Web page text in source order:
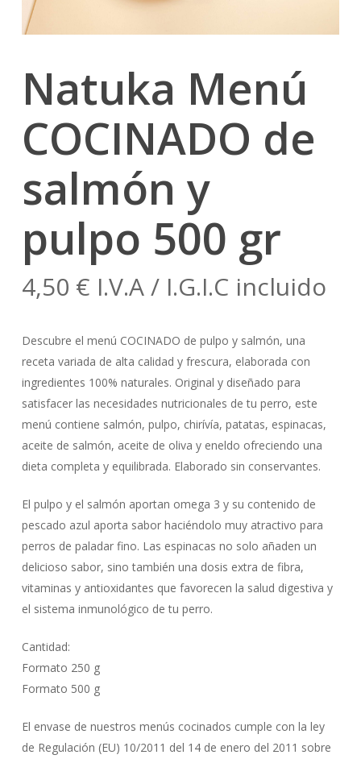
Natuka Menú
COCINADO de
salmón y
pulpo 500 gr
4,50 € I.V.A / I.G.I.C incluido
Descubre el menú COCINADO de pulpo y salmón, una
receta variada de alta calidad y frescura, elaborada con
ingredientes 100% naturales. Original y diseñado para
satisfacer las necesidades nutricionales de tu perro, este
menú contiene salmón, pulpo, chirívía, patatas, espinacas,
aceite de salmón, aceite de oliva y eneldo ofreciendo una
dieta completa y equilibrada. Elaborado sin conservantes.
El pulpo y el salmón aportan omega 3 y su contenido de
pescado azul aporta sabor haciéndolo muy atractivo para
perros de paladar fino. Las espinacas no solo añaden un
delicioso sabor, sino también una dosis extra de fibra,
vitaminas y antioxidantes que favorecen la salud digestiva y
el sistema inmunológico de tu perro.
Cantidad:
Formato 250 g
Formato 500 g
El envase de nuestros menús cocinados cumple con la ley
de Regulación (EU) 10/2011 del 14 de enero del 2011 sobre